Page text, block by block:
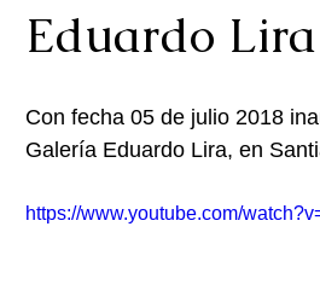
Eduardo Lira
Con fecha 05 de julio 2018
Galería Eduardo Lira, en
https://www.youtube.com/